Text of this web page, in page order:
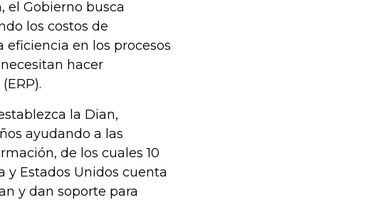
el Gobierno busca
los costos de
en los procesos
hacer
la Dian,
ayudando a las
de los cuales 10
y Estados Unidos cuenta
y dan soporte para